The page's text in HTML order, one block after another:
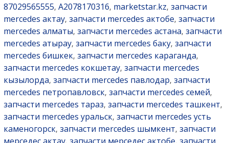
87029565555, A2078170316, marketstar.kz, запчасти
mercedes актау, запчасти mercedes актобе, запчасти
mercedes алматы, запчасти mercedes астана, запчасти
mercedes атырау, запчасти mercedes баку, запчасти
mercedes бишкек, запчасти mercedes караганда,
запчасти mercedes кокшетау, запчасти mercedes
кызылорда, запчасти mercedes павлодар, запчасти
mercedes петропавловск, запчасти mercedes семей,
запчасти mercedes тараз, запчасти mercedes ташкент,
запчасти mercedes уральск, запчасти mercedes усть
каменогорск, запчасти mercedes шымкент, запчасти
, ,